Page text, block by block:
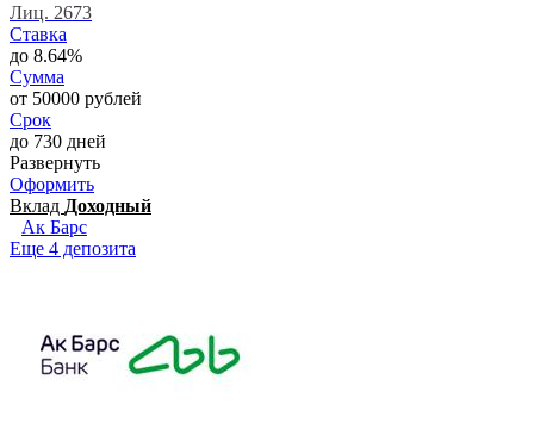
Лиц. 2673
Ставка
до 8.64%
Сумма
от 50000 рублей
Срок
до 730 дней
Развернуть
Оформить
Вклад Доходный
Ак Барс
Еще 4 депозита